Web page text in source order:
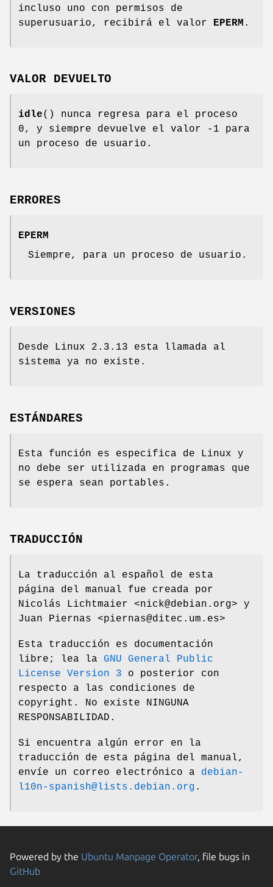
incluso uno con permisos de
superusuario, recibirá el valor
EPERM .
VALOR DEVUELTO
idle() nunca regresa para el proceso
0, y siempre devuelve el valor -1 para
un proceso de usuario.
ERRORES
EPERM
Siempre, para un proceso de usuario.
VERSIONES
Desde Linux 2.3.13 esta llamada al
sistema ya no existe.
ESTÁNDARES
Esta función es especifica de Linux y
no debe ser utilizada en programas que
se espera sean portables.
TRADUCCIÓN
La traducción al español de esta
página del manual fue creada por
Nicolás Lichtmaier <nick@debian.org> y
Juan Piernas <piernas@ditec.um.es>
Esta traducción es documentación
libre; lea la GNU General Public
License Version 3 o posterior con
respecto a las condiciones de
copyright. No existe NINGUNA
RESPONSABILIDAD.
Si encuentra algún error en la
traducción de esta página del manual,
envíe un correo electrónico a debian-
l10n-spanish@lists.debian.org .
Powered by the Ubuntu Manpage Operator, file bugs in
GitHub